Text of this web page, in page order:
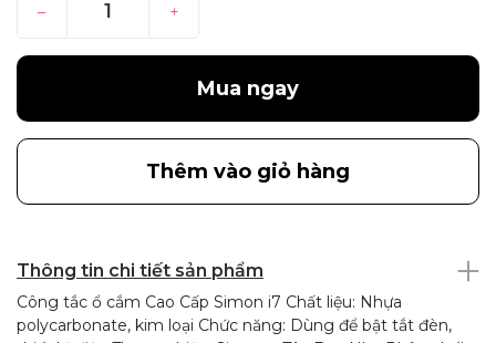
– +
Mua ngay
Thêm vào giỏ hàng
Thông tin chi tiết sản phẩm
Công tắc ổ cắm Cao Cấp Simon i7 Chất liệu: Nhựa
polycarbonate, kim loại Chức năng: Dùng để bật tắt đèn,